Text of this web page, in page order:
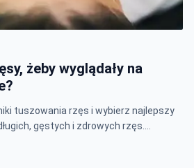
żeby wyglądały na
tuszowania rzęs i wybierz najlepszy
gęstych i zdrowych rzęs.